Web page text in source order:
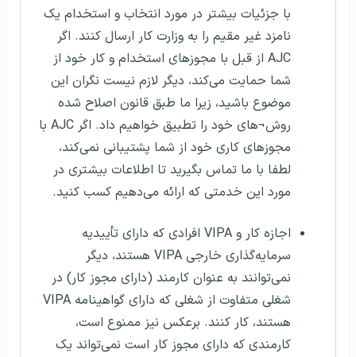
با جزئیات بیشتر در مورد انتخاب و استخدام یک
نامزد غیر مقیم را به وزارت کار ارسال کنند. اگر
AJC از قبل با مجوزهای استخدام و کار خود از
شما حمایت می‌کند، دیگر لازم نیست نگران این
موضوع باشید، زیرا ما طبق قانون اصلاح شده
روش¬های خود را تطبیق خواهیم داد. اگر AJC با
مجوزهای کاری خود از شما پشتیبانی نمی‌کند،
لطفا با ما تماس بگیرید تا اطلاعات بیشتری در
مورد این خدمتی که ارائه می‌دهیم کسب کنید.
اجازه کار و VIPA افرادی که دارای تأییدیه
سرمایه‌گذاری خارجی VIPA هستند، دیگر
نمی‌توانند به عنوان کارمند (دارای مجوز کار) در
شغلی متفاوت از شغلی که دارای گواهینامه VIPA
هستند، کار کنند. برعکس نیز ممنوع است،
کارمندی که دارای مجوز کار است نمی‌تواند یک